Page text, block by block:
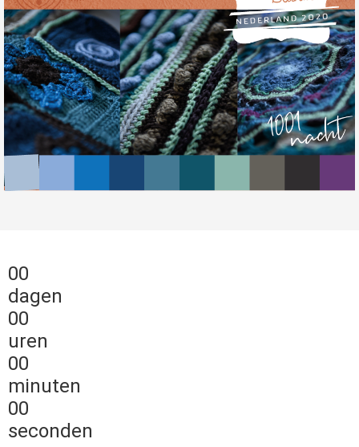
00
dagen
00
uren
00
minuten
00
seconden